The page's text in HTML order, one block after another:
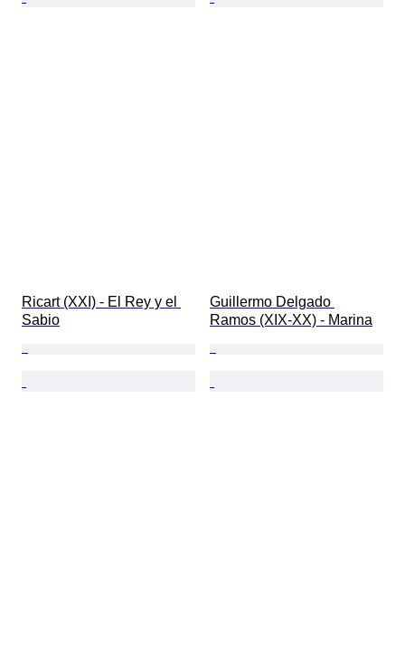
Ricart (XXI) - El Rey y el
Sabio
Guillermo Delgado
Ramos (XIX-XX) - Marina